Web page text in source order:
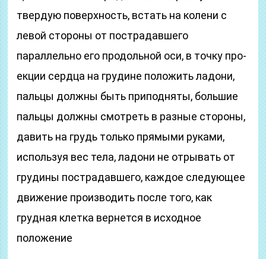
твердую поверх­ность, встать на колени с
левой стороны от пострадав­шего
параллельно его продольной оси, в точку про­
екции сердца на грудине положить ладони,
пальцы должны быть приподняты, большие
пальцы должны смотреть в разные стороны,
давить на грудь только прямыми руками,
используя вес тела, ладони не от­рывать от
грудины пострадавшего, каждое следую­щее
движение производить после того, как
грудная клетка вернется в исходное
положение